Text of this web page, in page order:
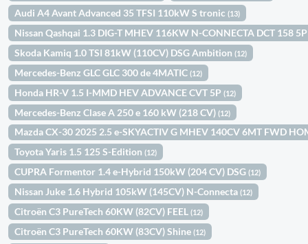
Audi A4 Avant Advanced 35 TFSI 110kW S tronic(13)
Nissan Qashqai 1.3 DIG-T MHEV 116KW N-CONNECTA DCT 158
Skoda Kamiq 1.0 TSI 81kW (110CV) DSG Ambition(12)
Mercedes-Benz GLC GLC 300 de 4MATIC(12)
Honda HR-V 1.5 I-MMD HEV ADVANCE CVT 5P(12)
Mercedes-Benz Clase A 250 e 160 kW (218 CV)(12)
Mazda CX-30 2025 2.5 e-SKYACTIV G MHEV 140CV 6MT FWD
Toyota Yaris 1.5 125 S-Edition(12)
CUPRA Formentor 1.4 e-Hybrid 150kW (204 CV) DSG(12)
Nissan Juke 1.6 Hybrid 105kW (145CV) N-Connecta(12)
Citroën C3 PureTech 60KW (82CV) FEEL(12)
Citroën C3 PureTech 60KW (83CV) Shine(12)